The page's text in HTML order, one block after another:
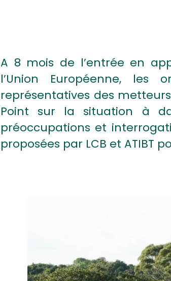
A 8 mois de l’entrée en
l’Union Européenne, les
représentatives des
Point sur la situation à
préoccupations et
proposées par LCB et